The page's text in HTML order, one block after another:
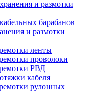
и размотки
барабанов
и размотки
ленты
проволоки
РВД
кабеля
рулонных